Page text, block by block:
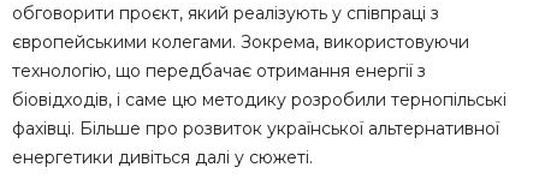
обговорити проєкт, який реалізують у співпраці з
європейськими колегами. Зокрема, використовуючи
технологію, що передбачає отримання енергії з
біовідходів, і саме цю методику розробили тернопільські
фахівці. Більше про розвиток української альтернативної
енергетики дивіться далі у сюжеті.